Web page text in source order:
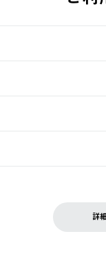
いたします。）
詳